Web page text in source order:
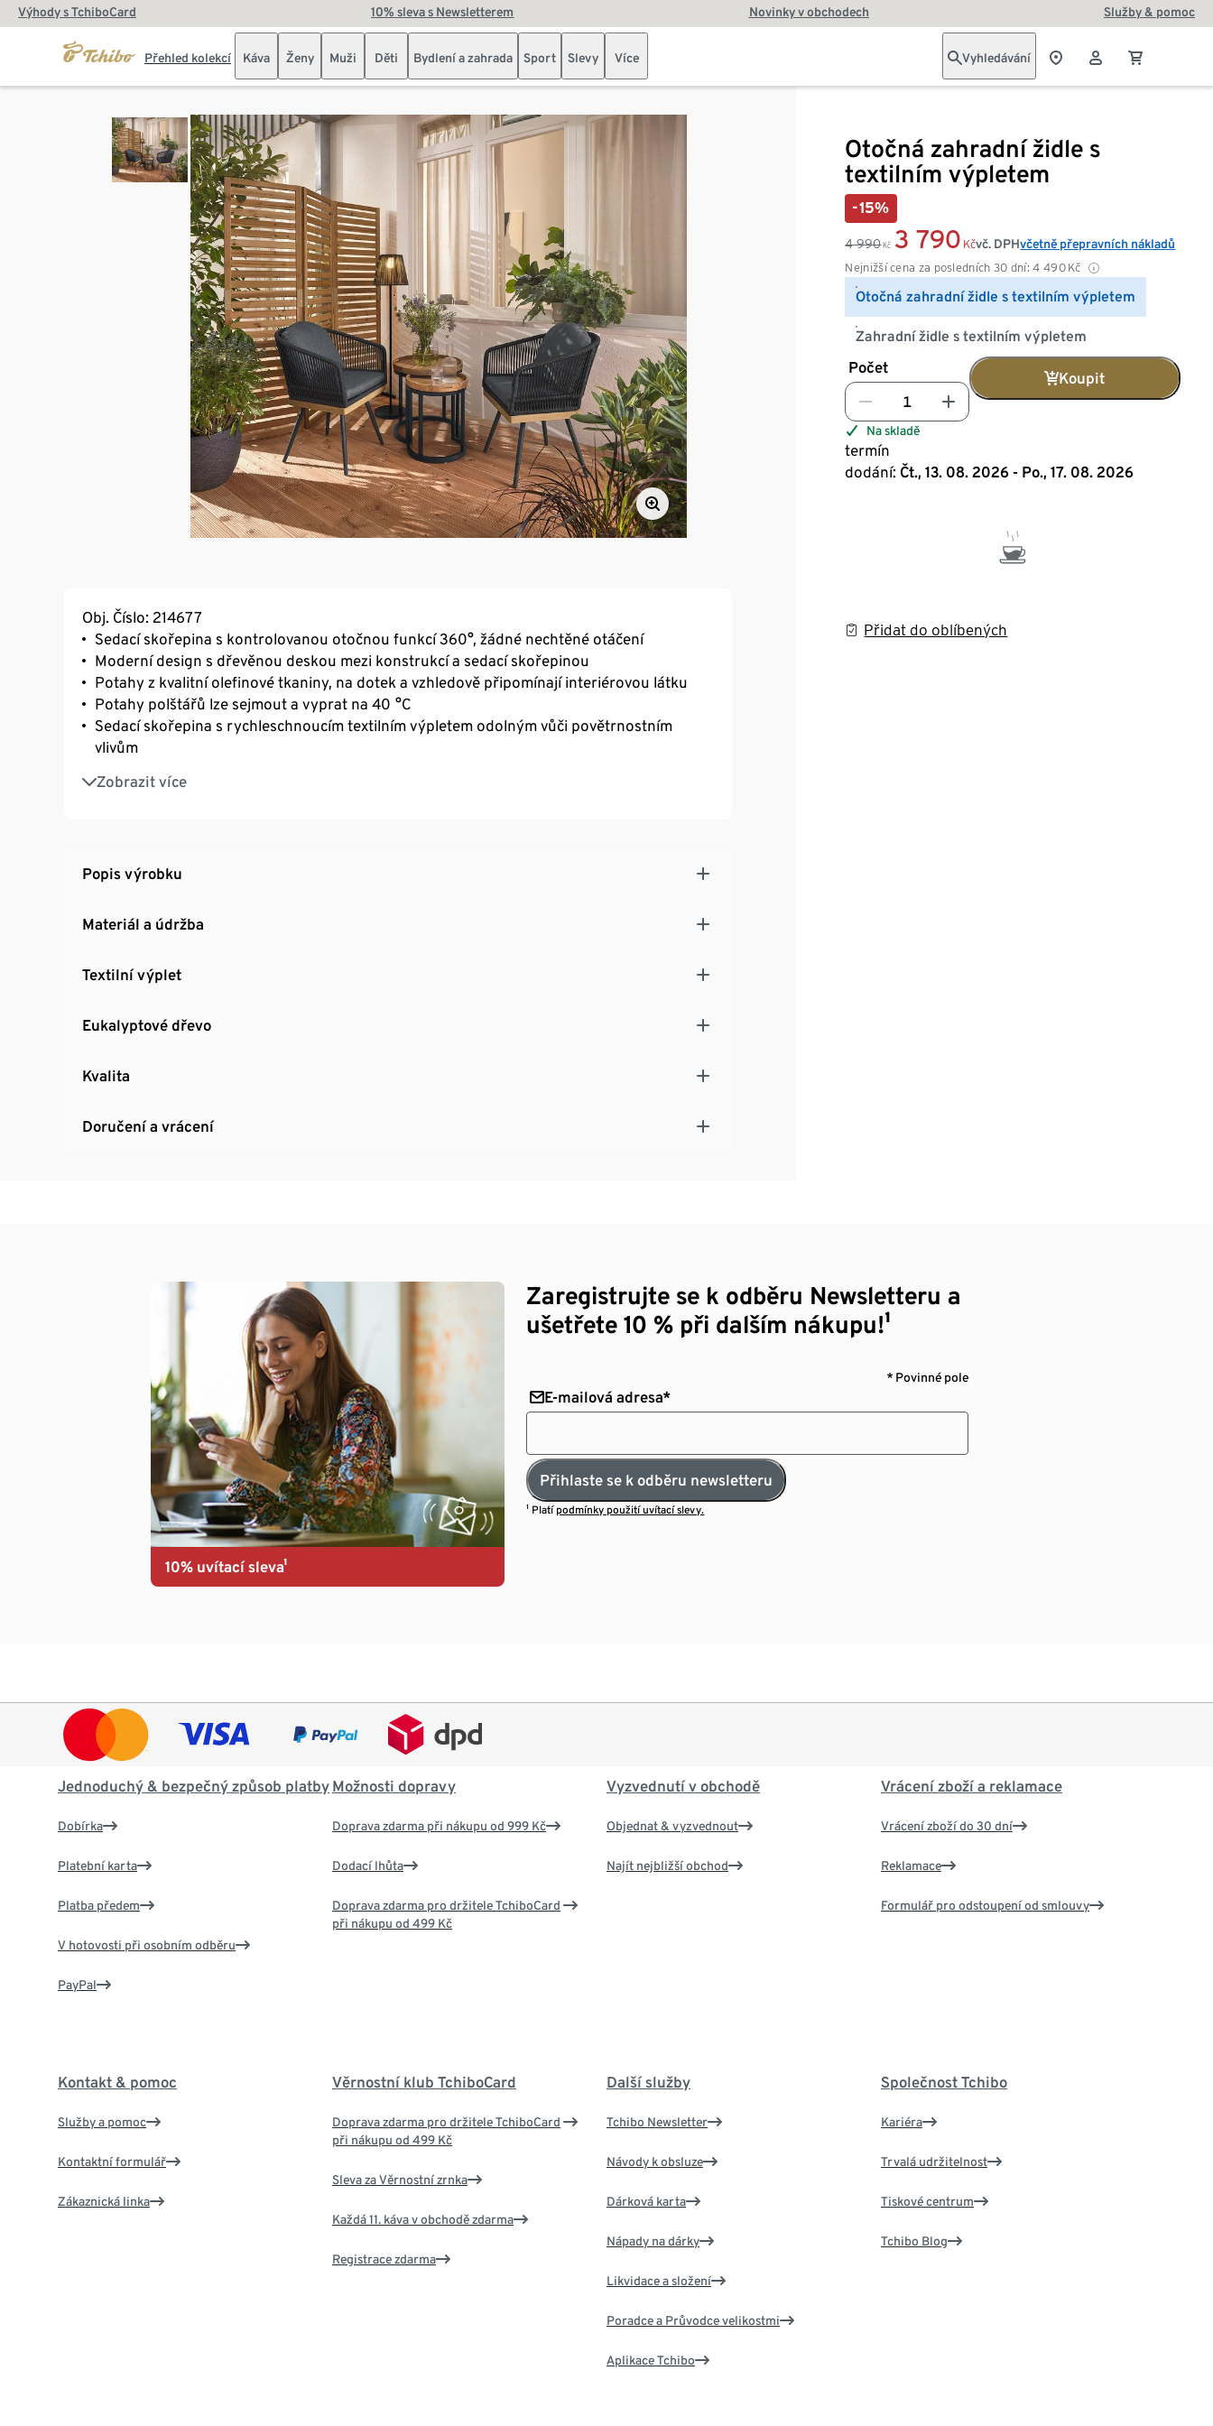
Výhody s TchiboCard 10% sleva s Newsletterem Novinky v obchodech Služby & pomoc
Přehled kolekcí Káva Ženy Muži Děti Bydlení a zahrada Sport Slevy Více Vyhledávání
Otočná zahradní židle s
textilním výpletem
-15%
4 990 Kč 3 790 Kč
Nejnižší cena za posledních 30 dní: 4 490 Kč
vč. DPHvčetně přepravních nákladů
Otočná zahradní židle s textilním výpletem
Zahradní židle s textilním výpletem
Počet
Koupit
Na skladě
termín
dodání: Čt., 13. 08. 2026 - Po., 17. 08. 2026
Přidat do oblíbených
Obj. Číslo: 214677
Sedací skořepina s kontrolovanou otočnou funkcí 360°, žádné nechtěné otáčení
Moderní design s dřevěnou deskou mezi konstrukcí a sedací skořepinou
Potahy z kvalitní olefinové tkaniny, na dotek a vzhledově připomínají interiérovou látku
Potahy polštářů lze sejmout a vyprat na 40 °C
Sedací skořepina s rychleschnoucím textilním výpletem odolným vůči povětrnostním
vlivům
Zobrazit více
Materiál odolný vůči UV záření a povětrnostním vlivům
Popis výrobku
Materiál a údržba
Textilní výplet
Eukalyptové dřevo
Kvalita
Doručení a vrácení
10% uvítací sleva¹
Zaregistrujte se k odběru Newsletteru a
ušetřete 10 % při dalším nákupu!¹
* Povinné pole
E-mailová adresa*
Přihlaste se k odběru newsletteru
¹ Platí podmínky použití uvítací slevy.
Jednoduchý & bezpečný způsob platby
Dobírka
Platební karta
Platba předem
V hotovosti při osobním odběru
PayPal
Možnosti dopravy
Doprava zdarma při nákupu od 999 Kč
Dodací lhůta
Doprava zdarma pro držitele TchiboCard
při nákupu od 499 Kč
Vyzvednutí v obchodě
Objednat & vyzvednout
Najít nejbližší obchod
Vrácení zboží a reklamace
Vrácení zboží do 30 dní
Reklamace
Formulář pro odstoupení od smlouvy
Kontakt & pomoc
Služby a pomoc
Kontaktní formulář
Zákaznická linka
Věrnostní klub TchiboCard
Doprava zdarma pro držitele TchiboCard
při nákupu od 499 Kč
Sleva za Věrnostní zrnka
Každá 11. káva v obchodě zdarma
Registrace zdarma
Další služby
Tchibo Newsletter
Návody k obsluze
Dárková karta
Nápady na dárky
Likvidace a složení
Poradce a Průvodce velikostmi
Aplikace Tchibo
Společnost Tchibo
Kariéra
Trvalá udržitelnost
Tiskové centrum
Tchibo Blog